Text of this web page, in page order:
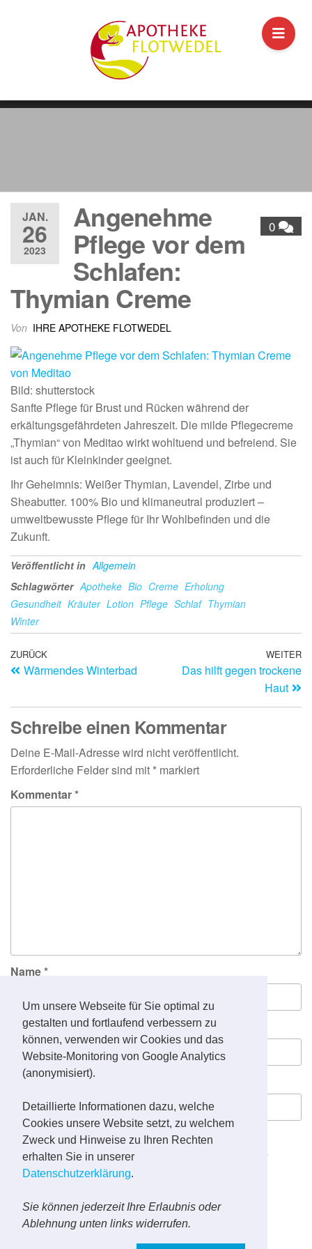
Um unsere Webseite für Sie optimal zu
gestalten und fortlaufend verbessern zu
können, verwenden wir Cookies und das
Website-Monitoring von Google Analytics
(anonymisiert).
Detaillierte Informationen dazu, welche
Cookies unsere Website setzt, zu welchem
Zweck und Hinweise zu Ihren Rechten
erhalten Sie in unserer
Datenschutzerklärung.
Sie können jederzeit Ihre Erlaubnis oder
Ablehnung unten links widerrufen.
JAN.
26
2023
0
Angenehme
Pflege vor dem
Schlafen:
Thymian Creme
Von IHRE APOTHEKE FLOTWEDEL
Bild: shutterstock
Sanfte Pflege für Brust und Rücken während der
erkältungsgefährdeten Jahreszeit. Die milde Pflegecreme
„Thymian“ von Meditao wirkt wohltuend und befreiend. Sie
ist auch für Kleinkinder geeignet.
Ihr Geheimnis: Weißer Thymian, Lavendel, Zirbe und
Sheabutter. 100% Bio und klimaneutral produziert –
umweltbewusste Pflege für Ihr Wohlbefinden und die
Zukunft.
Veröffentlicht in Allgemein
Schlagwörter Apotheke Bio Creme Erholung
Gesundheit Kräuter Lotion Pflege Schlaf Thymian
Winter
ZURÜCK
Wärmendes Winterbad
WEITER
Das hilft gegen trockene
Haut
Schreibe einen Kommentar
Deine E-Mail-Adresse wird nicht veröffentlicht.
Erforderliche Felder sind mit * markiert
Kommentar*
Name*
E-Mail-Adresse*
Website
Meinen Namen, meine E-Mail-Adresse und meine
Website in diesem Browser für die nächste